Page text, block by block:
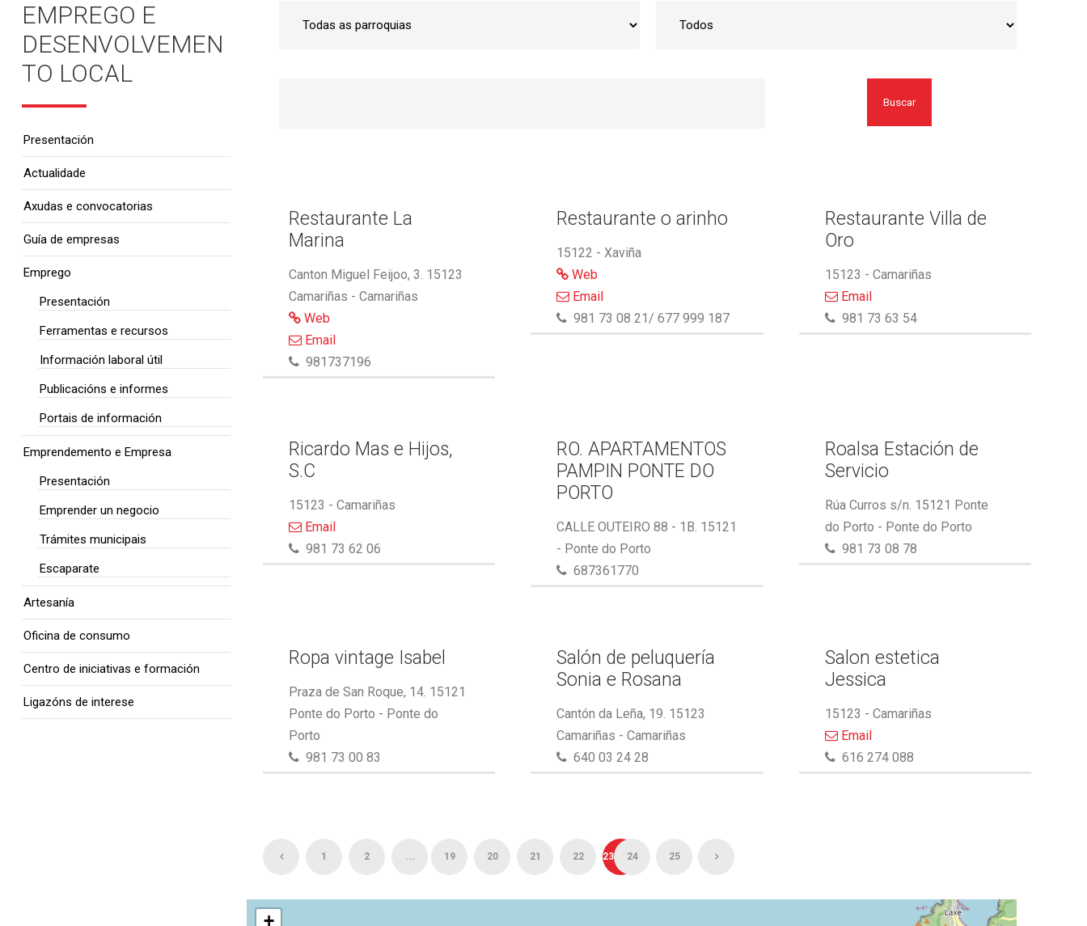
Buscar
Restaurante La
Marina
Canton Miguel Feijoo, 3. 15123
Camariñas - Camariñas
Web
Email
981737196
Restaurante o arinho
15122 - Xaviña
Web
Email
981 73 08 21/ 677 999 187
Restaurante Villa de
Oro
15123 - Camariñas
Email
981 73 63 54
Ricardo Mas e Hijos,
S.C
15123 - Camariñas
Email
981 73 62 06
RO. APARTAMENTOS
PAMPIN PONTE DO
PORTO
CALLE OUTEIRO 88 - 1B. 15121
- Ponte do Porto
687361770
Roalsa Estación de
Servicio
Rúa Curros s/n. 15121 Ponte
do Porto - Ponte do Porto
981 73 08 78
Ropa vintage Isabel
Praza de San Roque, 14. 15121
Ponte do Porto - Ponte do
Porto
981 73 00 83
Salón de peluquería
Sonia e Rosana
Cantón da Leña, 19. 15123
Camariñas - Camariñas
640 03 24 28
Salon estetica
Jessica
15123 - Camariñas
Email
616 274 088
1 2 ... 19 20 21 22 23 24 25
+
EMPREGO E
DESENVOLVEMEN
TO LOCAL
Presentación
Actualidade
Axudas e convocatorias
Guía de empresas
Emprego
Presentación
Ferramentas e recursos
Información laboral útil
Publicacións e informes
Portais de información
Emprendemento e Empresa
Presentación
Emprender un negocio
Trámites municipais
Escaparate
Artesanía
Oficina de consumo
Centro de iniciativas e formación
Ligazóns de interese